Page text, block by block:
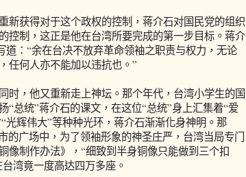
获得对于这个政权的控制，蒋介石对国民党的组织
控制，这正是他在台湾所要完成的第一步目标。蒋介
道：“余在台决不放弃革命领袖之职责与权力，无论
任何人亦不能加以违抗也。”
，他又重新走上神坛。那个年代，台湾小学生的国
“总统”蒋介石的课文，在这位“总统”身上汇集着“爱
光辉伟大”等种种光环，蒋介石渐渐化身神明。那
的广场中，为了领袖形象的神圣庄严，台湾当局专门
像制作办法》，“细致到半身铜像只能做到三个扣
湾竟一度高达四万多座。